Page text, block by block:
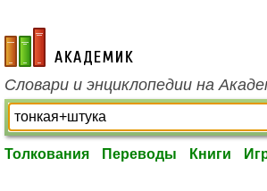
academic.ru
Словари и энциклопедии на
Толкования Переводы Книги